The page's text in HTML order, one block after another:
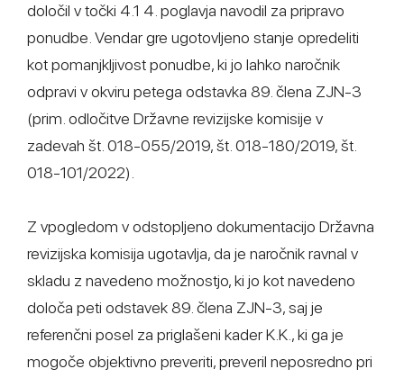
določil v točki 4.1 4. poglavja navodil za pripravo
ponudbe. Vendar gre ugotovljeno stanje opredeliti
kot pomanjkljivost ponudbe, ki jo lahko naročnik
odpravi v okviru petega odstavka 89. člena ZJN-3
(prim. odločitve Državne revizijske komisije v
zadevah št. 018-055/2019, št. 018-180/2019, št.
018-101/2022).
Z vpogledom v odstopljeno dokumentacijo Državna
revizijska komisija ugotavlja, da je naročnik ravnal v
skladu z navedeno možnostjo, ki jo kot navedeno
določa peti odstavek 89. člena ZJN-3, saj je
referenčni posel za priglašeni kader K.K., ki ga je
mogoče objektivno preveriti, preveril neposredno pri